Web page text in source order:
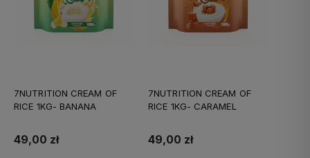
7NUTRITION CREAM OF
RICE 1KG- BANANA
49,00 zł
7NUTRITION CREAM OF
RICE 1KG- CARAMEL
49,00 zł